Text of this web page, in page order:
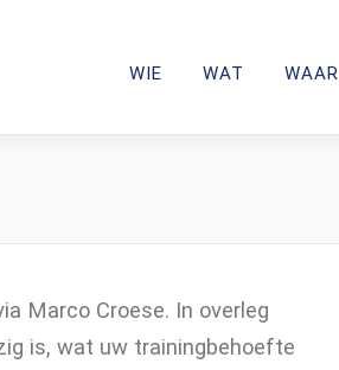
WIE WAT WAAR
Marco Croese. In overleg
is, wat uw trainingbehoefte